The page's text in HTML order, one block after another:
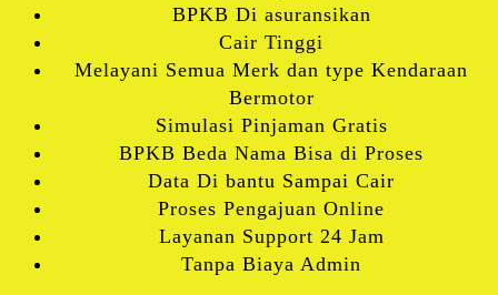
BPKB Di asuransikan
Cair Tinggi
Melayani Semua Merk dan type Kendaraan
Bermotor
Simulasi Pinjaman Gratis
BPKB Beda Nama Bisa di Proses
Data Di bantu Sampai Cair
Proses Pengajuan Online
Layanan Support 24 Jam
Tanpa Biaya Admin